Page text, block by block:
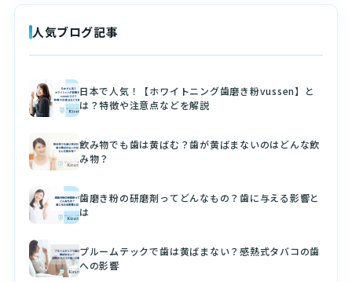
人気ブログ記事
日本で人気！【ホワイトニング歯磨き粉vussen】と
は？特徴や注意点などを解説
飲み物でも歯は黄ばむ？歯が黄ばまないのはどんな飲
み物？
歯磨き粉の研磨剤ってどんなもの？歯に与える影響と
は
プルームテックで歯は黄ばまない？感熱式タバコの歯
への影響